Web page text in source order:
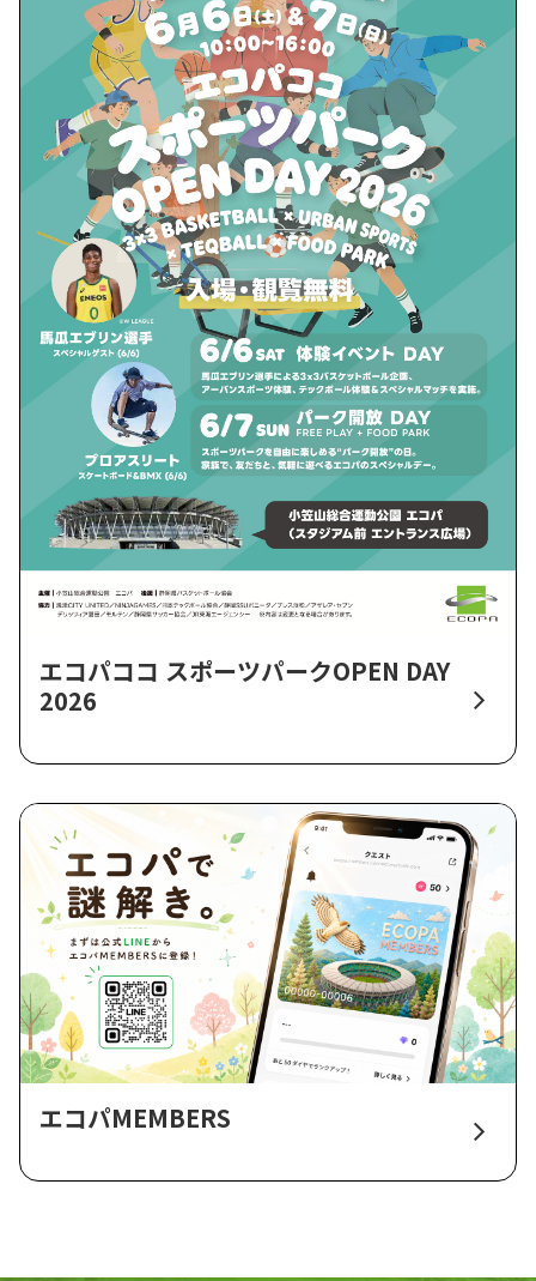
エコパココ スポーツパークOPEN DAY
2026
エコパMEMBERS